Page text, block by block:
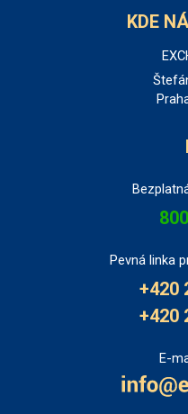
KDE
Pevná linka
+420
+420
E-